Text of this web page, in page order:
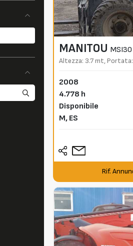
MANITOU MSI30
Altezza: 3.7 mt,
2008
4.778 h
Disponibile
M,ES
Rif.